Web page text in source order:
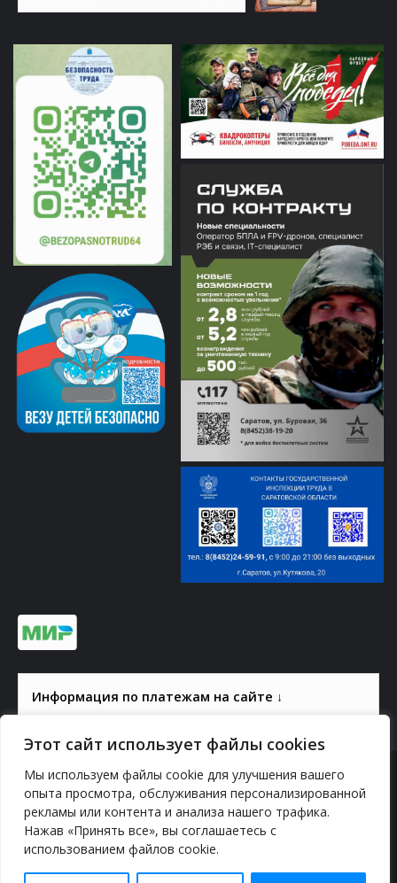
Этот сайт использует файлы cookies
Мы используем файлы cookie для улучшения вашего
опыта просмотра, обслуживания персонализированной
рекламы или контента и анализа нашего трафика.
Нажав «Принять все», вы соглашаетесь с
использованием файлов cookie.
Информация по платежам на сайте ↓
© 2000-2026, ГАУК СОМ КВЦ
Политика конфиденциальности
YouTube
vk.com